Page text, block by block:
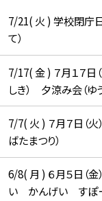
7/21( 火 ) 学校閉庁
て）
7/17( 金 ) ７月１７日
しき） 夕涼み会（ゆ
7/7( 火 ) ７月７日（
ばたまつり）
6/8( 月 ) ６月５日（
い かんげい すぽ